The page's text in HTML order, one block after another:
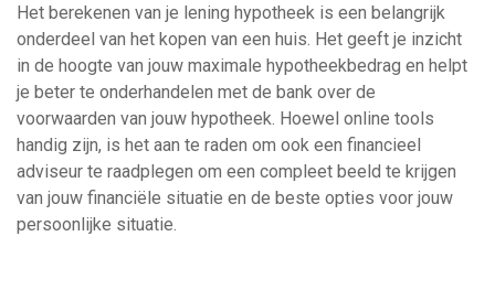
Het berekenen van je lening hypotheek is een belangrijk
onderdeel van het kopen van een huis. Het geeft je inzicht
in de hoogte van jouw maximale hypotheekbedrag en helpt
je beter te onderhandelen met de bank over de
voorwaarden van jouw hypotheek. Hoewel online tools
handig zijn, is het aan te raden om ook een financieel
adviseur te raadplegen om een compleet beeld te krijgen
van jouw financiële situatie en de beste opties voor jouw
persoonlijke situatie.